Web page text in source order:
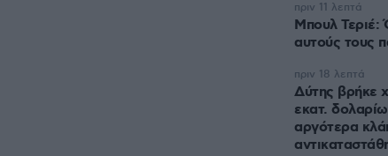
Μπουλ Τεριέ:
αυτούς τους
πριν 11 λεπτά
Δύτης βρήκε
εκατ.
αργότερα
πριν 18 λεπτά